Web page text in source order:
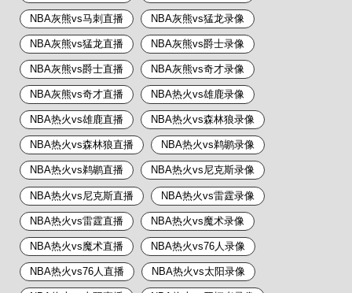
NBA灰熊vs马刺直播 NBA灰熊vs猛龙录像
NBA灰熊vs猛龙直播 NBA灰熊vs爵士录像
NBA灰熊vs爵士直播 NBA灰熊vs奇才录像
NBA灰熊vs奇才直播 NBA热火vs雄鹿录像
NBA热火vs雄鹿直播 NBA热火vs森林狼录像
NBA热火vs森林狼直播 NBA热火vs鹈鹕录像
NBA热火vs鹈鹕直播 NBA热火vs尼克斯录像
NBA热火vs尼克斯直播 NBA热火vs雷霆录像
NBA热火vs雷霆直播 NBA热火vs魔术录像
NBA热火vs魔术直播 NBA热火vs76人录像
NBA热火vs76人直播 NBA热火vs太阳录像